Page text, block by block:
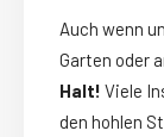
Auch wenn
Garten oder
Halt! Viele
den hohlen